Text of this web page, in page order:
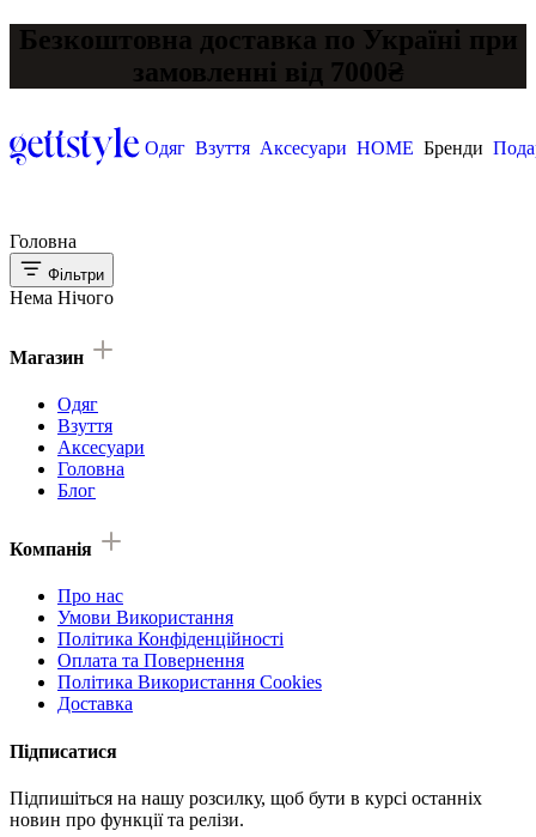
Безкоштовна доставка по Україні при
замовленні від 7000₴
Одяг Взуття Аксесуари HOME Бренди
Головна
Фільтри
Нема Нічого
Магазин
Одяг
Взуття
Аксесуари
Головна
Блог
Компанія
Про нас
Умови Використання
Політика Конфіденційності
Оплата та Повернення
Політика Використання Cookies
Доставка
Підписатися
Підпишіться на нашу розсилку, щоб бути в курсі останніх
новин про функції та релізи.